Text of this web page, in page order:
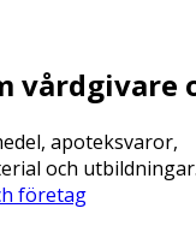
vårdgivare
apoteksvaror,
och utbildningar.
företag